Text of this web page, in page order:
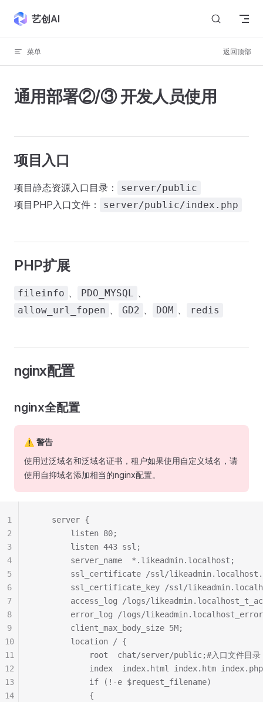
Skip to content
艺创AI
菜单 返回顶部
通用部署②/③ 开发人员使用
项目入口
项目静态资源入口目录： server/public
项目PHP入口文件： server/public/index.php
PHP扩展
fileinfo 、 PDO_MYSQL 、
allow_url_fopen 、 GD2 、 DOM 、 redis
nginx配置
nginx全配置
⚠️ 警告
使用过泛域名和泛域名证书，租户如果使用自定义域名，请
使用自抑域名添加相当的nginx配置。
    server {
        listen 80;
        listen 443 ssl;
        server_name  *.likeadmin.localhost;
ssl_certificate /ssl/
ssl_certificate_key /ssl/
access_log /logs/
error_log /logs/
        client_max_body_size 5M;
        location / {
            root  chat/server/public;#入口文件目录
index  index.html index.htm
            if (!-e $request_filename)
            {
1
2
3
4
5
6
7
8
9
10
11
12
13
14